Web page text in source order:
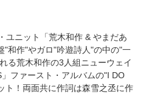
ユニット「荒木和作 & やまだあ
"和作"やガロ"吟遊詩人"の中の"一
る荒木和作の3人組ニューウェイ
ファースト・アルバムの"I DO
ト！両面共に作詞は森雪之丞に作